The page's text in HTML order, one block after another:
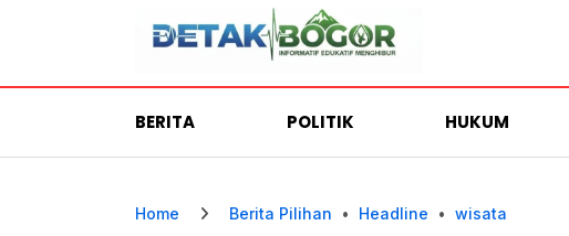
BERITA POLITIK HUKUM
Home Berita Pilihan • Headline • wisata